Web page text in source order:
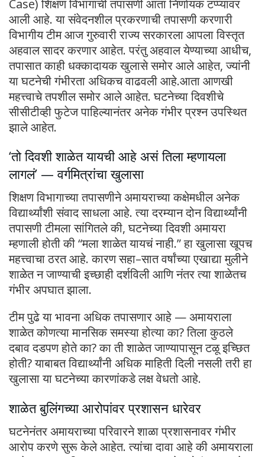
Case) शिक्षण विभागाची तपासणी आता निर्णायक टप्प्यावर
आली आहे. या संवेदनशील प्रकरणाची तपासणी करणारी
विभागीय टीम आज गुरुवारी राज्य सरकारला आपला विस्तृत
अहवाल सादर करणार आहेत. परंतु अहवाल येण्याच्या आधीच,
तपासात काही धक्कादायक खुलासे समोर आले आहेत, ज्यांनी
या घटनेची गंभीरता अधिकच वाढवली आहे.आता आणखी
महत्त्वाचे तपशील समोर आले आहेत. घटनेच्या दिवशीचे
सीसीटीव्ही फुटेज पाहिल्यानंतर अनेक गंभीर प्रश्न उपस्थित
झाले आहेत.
‘तो दिवशी शाळेत यायची आहे असं तिला म्हणायला
लागलं’ — वर्गमित्रांचा खुलासा
शिक्षण विभागाच्या तपासणीने अमायराच्या कक्षेमधील अनेक
विद्यार्थ्यांशी संवाद साधला आहे. त्या दरम्यान दोन विद्यार्थ्यांनी
तपासणी टीमला सांगितले की, घटनेच्या दिवशी अमायरा
म्हणाली होती की “मला शाळेत यायचं नाही.” हा खुलासा खूपच
महत्त्वाचा ठरत आहे. कारण सहा–सात वर्षांच्या एखाद्या मुलीने
शाळेत न जाण्याची इच्छाही दर्शविली आणि नंतर त्या शाळेतच
गंभीर अपघात झाला.
टीम पुढे या भावना अधिक तपासणार आहे — अमायराला
शाळेत कोणत्या मानसिक समस्या होत्या का? तिला कुठले
दबाव दडपण होते का? का ती शाळेत जाण्यापासून टळू इच्छित
होती? याबाबत विद्यार्थ्यांनी अधिक माहिती दिली नसली तरी हा
खुलासा या घटनेच्या कारणांकडे लक्ष वेधतो आहे.
शाळेत बुलिंगच्या आरोपांवर प्रशासन धारेवर
घटनेनंतर अमायराच्या परिवारने शाळा प्रशासनावर गंभीर
आरोप करणे सुरू केले आहेत. त्यांचा दावा आहे की अमायराला